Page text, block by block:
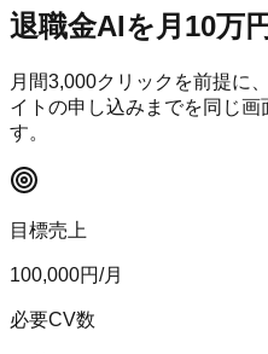
退職金AIを月10万
月間3,000クリックを前提に
イトの申し込みまでを同じ
す。
目標売上
100,000円/月
必要CV数